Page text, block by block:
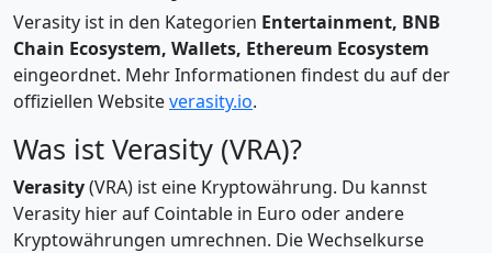
Verasity ist in den Kategorien Entertainment, BNB
Chain Ecosystem, Wallets, Ethereum Ecosystem
eingeordnet. Mehr Informationen findest du auf der
offiziellen Websiteverasity.io.
Was ist Verasity (VRA)?
Verasity(VRA) ist eine Kryptowährung. Du kannst
Verasity hier auf Cointable in Euro oder andere
Kryptowährungen umrechnen. Die Wechselkurse